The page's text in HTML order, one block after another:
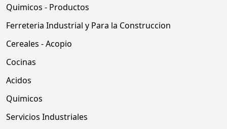
Quimicos - Productos
Ferreteria Industrial y Para la Construccion
Cereales - Acopio
Cocinas
Acidos
Quimicos
Servicios Industriales